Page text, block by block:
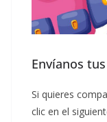
Envíanos
Si quieres
clic en el